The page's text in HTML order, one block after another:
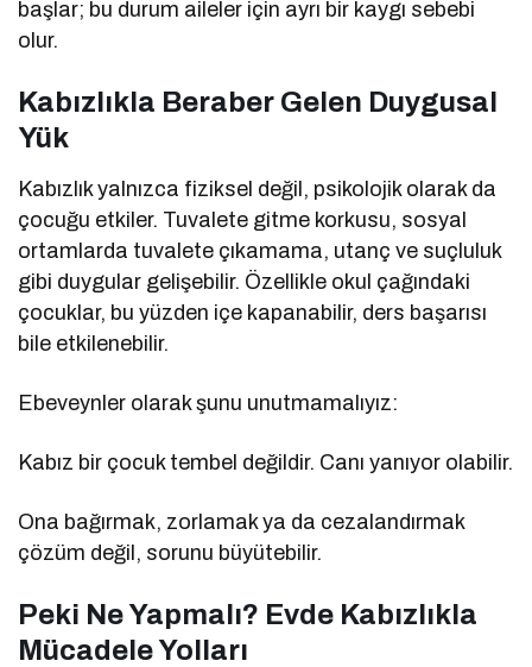
başlar; bu durum aileler için ayrı bir kaygı sebebi
olur.
Kabızlıkla Beraber Gelen Duygusal
Yük
Kabızlık yalnızca fiziksel değil, psikolojik olarak da
çocuğu etkiler. Tuvalete gitme korkusu, sosyal
ortamlarda tuvalete çıkamama, utanç ve suçluluk
gibi duygular gelişebilir. Özellikle okul çağındaki
çocuklar, bu yüzden içe kapanabilir, ders başarısı
bile etkilenebilir.
Ebeveynler olarak şunu unutmamalıyız:
Kabız bir çocuk tembel değildir. Canı yanıyor olabilir.
Ona bağırmak, zorlamak ya da cezalandırmak
çözüm değil, sorunu büyütebilir.
Peki Ne Yapmalı? Evde Kabızlıkla
Mücadele Yolları